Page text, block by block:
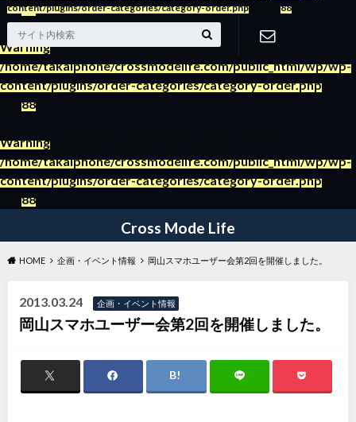
line86
Warning: Attempt to read property "name" on int in
/home/takaiphone/crossmodelife.com/public_html/wp/wp-
content/plugins/order-categories/category-order.php
88
Warning
/home/takaiphone/crossmodelife.com/public_html/wp/wp-
content/plugins/order-categories/category-order.php
88
～日々の暮らしの役立つ情報ブログ～
Cross Mode Life
content/plugins/order-categories/category-order.phpon line 88
お問い合わ
HOME 企画・イベント情報 岡山スマホユーザー会第2回を開催しました。
2013.03.24 企画・イベント情報
岡山スマホユーザー会第2回を開催しました。